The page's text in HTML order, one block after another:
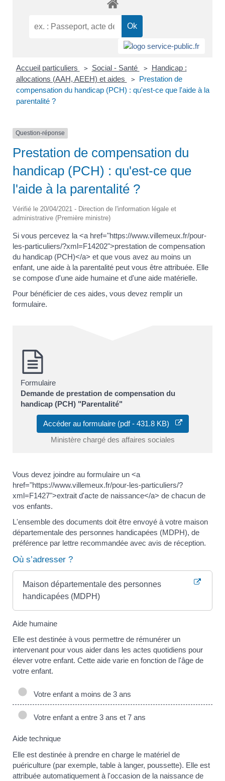
Accueil particuliers > Social - Santé >
Handicap :
allocations (AAH, AEEH) et aides
>
Prestation de
compensation du handicap (PCH) : qu'est-ce que l'aide à la
parentalité ?
Question-réponse
Prestation de compensation du
handicap (PCH) : qu'est-ce que
l'aide à la parentalité ?
Vérifié le 20/04/2021 - Direction de l'information légale et
administrative (Première ministre)
Si vous percevez la <a href="https://www.villemeux.fr/pour-
les-particuliers/?xml=F14202">prestation de compensation
du handicap (PCH)</a> et que vous avez au moins un
enfant, une aide à la parentalité peut vous être attribuée. Elle
se compose d'une aide humaine et d'une aide matérielle.
Pour bénéficier de ces aides, vous devez remplir un
formulaire.
Formulaire
Demande de prestation de compensation du
handicap (PCH) "Parentalité"
Accéder au formulaire (pdf - 431.8 KB)
Ministère chargé des affaires sociales
Vous devez joindre au formulaire un <a
href="https://www.villemeux.fr/pour-les-particuliers/?
xml=F1427">extrait d'acte de naissance</a> de chacun de
vos enfants.
L'ensemble des documents doit être envoyé à votre maison
départementale des personnes handicapées (MDPH), de
préférence par lettre recommandée avec avis de réception.
Où s’adresser ?
Maison départementale des personnes
handicapées (MDPH)
Aide humaine
Elle est destinée à vous permettre de rémunérer un
intervenant pour vous aider dans les actes quotidiens pour
élever votre enfant. Cette aide varie en fonction de l'âge de
votre enfant.
Votre enfant a moins de 3 ans
Votre enfant a entre 3 ans et 7 ans
Aide technique
Elle est destinée à prendre en charge le matériel de
puériculture (par exemple, table à langer, poussette). Elle est
attribuée automatiquement à l'occasion de la naissance de